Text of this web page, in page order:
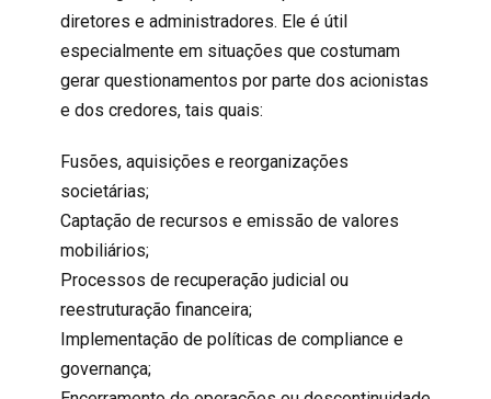
diretores e administradores. Ele é útil
especialmente em situações que costumam
gerar questionamentos por parte dos acionistas
e dos credores, tais quais:
Fusões, aquisições e reorganizações
societárias;
Captação de recursos e emissão de valores
mobiliários;
Processos de recuperação judicial ou
reestruturação financeira;
Implementação de políticas de compliance e
governança;